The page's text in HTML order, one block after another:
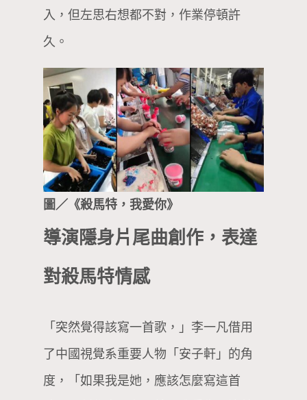
入，但左思右想都不對，作業停頓許
久。
圖／《殺馬特，我愛你》
導演隱身片尾曲創作，表達
對殺馬特情感
「突然覺得該寫一首歌，」李一凡借用
了中國視覺系重要人物「安子軒」的角
度，「如果我是她，應該怎麼寫這首